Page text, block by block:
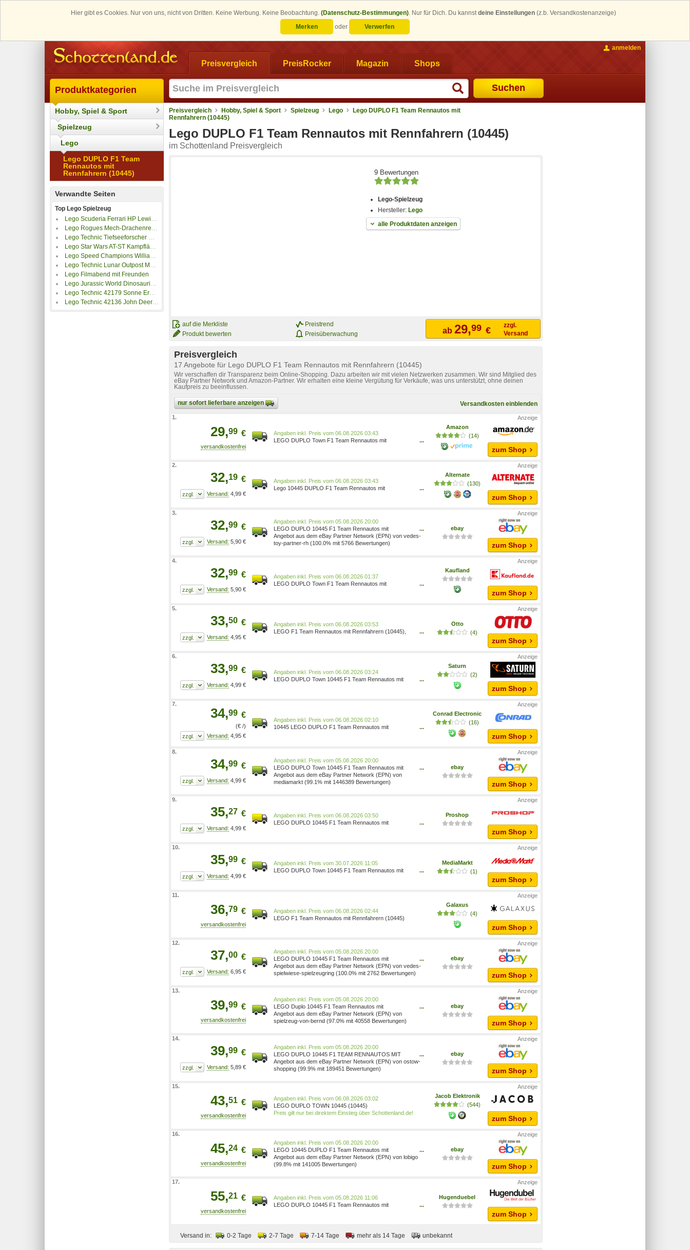
Hier gibt es Cookies. Nur von uns, nicht von Dritten. Keine Werbung. Keine Beobachtung. (Datenschutz-Bestimmungen). Nur für Dich. Du kannstdeine Einstellungen (z.b. Versandkostenanzeige)
Merken
oder Verwerfen
Preisvergleich PreisRocker Magazin Shops
Suchen
anmelden
Produktkategorien
Hobby, Spiel & Sport
Spielzeug
Lego
Lego DUPLO F1 Team
Rennautos mit
Rennfahrern (10445)
Verwandte Seiten
Top Lego Spielzeug
Lego Scuderia Ferrari HP Lewis Hamilton Helm
Lego Rogues Mech-Drachenreiter
Lego Technic Tiefseeforscher U-Boot
Lego Star Wars AT-ST Kampfläufer
Lego Speed Champions Williams Racing FW46 F1 Rennauto
Lego Technic Lunar Outpost Mondrover-Raumfahrzeug
Lego Filmabend mit Freunden
Lego Jurassic World Dinosaurier-Fossilien: T.-rex-Kopf
Lego Technic 42179 Sonne Erde Mond Modell
Lego Technic 42136 John Deere 9620R 4WD Tractor
Preisvergleich Hobby, Spiel & Sport Spielzeug Lego
Lego DUPLO F1 Team Rennautos mit
Rennfahrern (10445)
Lego DUPLO F1 Team Rennautos mit Rennfahrern (10445)
im Schottenland Preisvergleich
9 Bewertungen
Lego-Spielzeug
Hersteller: Lego
alle Produktdaten anzeigen
auf die Merkliste
Produkt bewerten
Preistrend
Preisüberwachung
ab 29,99 €
zzgl.
Versand
Preisvergleich
17 Angebote für Lego DUPLO F1 Team Rennautos mit Rennfahrern (10445)
Wir verschaffen dir Transparenz beim Online-Shopping. Dazu arbeiten wir mit vielen Netzwerken zusammen. Wir sind Mitglied des
eBay Partner Network und Amazon-Partner. Wir erhalten eine kleine Vergütung für Verkäufe, was uns unterstützt, ohne deinen
Kaufpreis zu beeinflussen.
nur sofort lieferbare anzeigen Versandkosten einblenden
1.
29,99 €
Preis vom 06.08.2026 03:43
LEGO DUPLO Town F1 Team Rennautos mit
...
Amazon
(14)
zum Shop
2.
32,19 €
4,99 €
Preis vom 06.08.2026 03:43
Lego 10445 DUPLO F1 Team Rennautos mit
...
Alternate
(130)
zum Shop
3.
32,99 €
5,90 €
Preis vom 05.08.2026 20:00
LEGO DUPLO 10445 F1 Team Rennautos mit
Rennfahrern 10445[4425]
...
Angebot aus dem eBay Partner Network (EPN) von vedes-
toy-partner-rh (100.0% mit 5766 Bewertungen)
ebay
zum Shop
4.
32,99 €
5,90 €
Preis vom 06.08.2026 01:37
LEGO DUPLO Town F1 Team Rennautos mit
...
Kaufland
zum Shop
5.
33,50 €
4,95 €
Preis vom 06.08.2026 03:53
LEGO F1 Team Rennautos mit Rennfahrern (10445),
...
Otto
(4)
zum Shop
6.
33,99 €
4,99 €
Preis vom 06.08.2026 03:24
LEGO DUPLO Town 10445 F1 Team Rennautos mit
...
Saturn
(2)
zum Shop
7.
34,99 €
(€ /)
4,95 €
Preis vom 06.08.2026 02:10
10445 LEGO DUPLO F1 Team Rennautos mit
...
Conrad Electronic
(16)
zum Shop
8.
34,99 €
4,99 €
Preis vom 05.08.2026 20:00
LEGO DUPLO Town 10445 F1 Team Rennautos mit
Rennfahrern Bausatz, Mehrfarbig 10445[4425]
...
Angebot aus dem eBay Partner Network (EPN) von
mediamarkt (99.1% mit 1446389 Bewertungen)
ebay
zum Shop
9.
35,27 €
4,99 €
Preis vom 06.08.2026 03:50
LEGO DUPLO 10445 F1 Team Rennautos mit
...
Proshop
zum Shop
10.
35,99 €
4,99 €
Preis vom 30.07.2026 11:05
LEGO DUPLO Town 10445 F1 Team Rennautos mit
...
MediaMarkt
(1)
zum Shop
11.
36,79 €
Preis vom 06.08.2026 02:44
LEGO F1 Team Rennautos mit Rennfahrern (10445)
Galaxus
(4)
zum Shop
12.
37,00 €
6,95 €
Preis vom 05.08.2026 20:00
LEGO DUPLO 10445 F1 Team Rennautos mit
Rennfahrern 10445[4425]
...
Angebot aus dem eBay Partner Network (EPN) von vedes-
spielwiese-spielzeugring (100.0% mit 2762 Bewertungen)
ebay
zum Shop
13.
39,99 €
Preis vom 05.08.2026 20:00
LEGO Duplo 10445 F1 Team Rennautos mit
Rennfahrern Pre-Order 5702017815565
...
Angebot aus dem eBay Partner Network (EPN) von
spielzeug-von-bernd (97.0% mit 40558 Bewertungen)
ebay
zum Shop
14.
39,99 €
5,89 €
Preis vom 05.08.2026 20:00
LEGO DUPLO 10445 F1 TEAM RENNAUTOS MIT
RENNFAHRERN NEU OVP 10445[4425]
...
Angebot aus dem eBay Partner Network (EPN) von ostow-
shopping (99.9% mit 189451 Bewertungen)
ebay
zum Shop
15.
43,51 €
Preis vom 06.08.2026 03:02
LEGO DUPLO TOWN 10445 (10445)
Preis gilt nur bei direktem Einstieg über Schottenland.de!
Jacob Elektronik
(544)
zum Shop
16.
45,24 €
Preis vom 05.08.2026 20:00
LEGO 10445 DUPLO F1 Team Rennautos mit
Rennfahrern, 10 Teams, Siegerpodest 5702017815565
...
Angebot aus dem eBay Partner Network (EPN) von lobigo
(99.8% mit 141005 Bewertungen)
ebay
zum Shop
17.
55,21 €
Preis vom 05.08.2026 11:06
LEGO DUPLO 10445 F1 Team Rennautos mit
...
Hugenduebel
zum Shop
Versand in: 0-2 Tage 2-7 Tage 7-14 Tage mehr als 14 Tage unbekannt